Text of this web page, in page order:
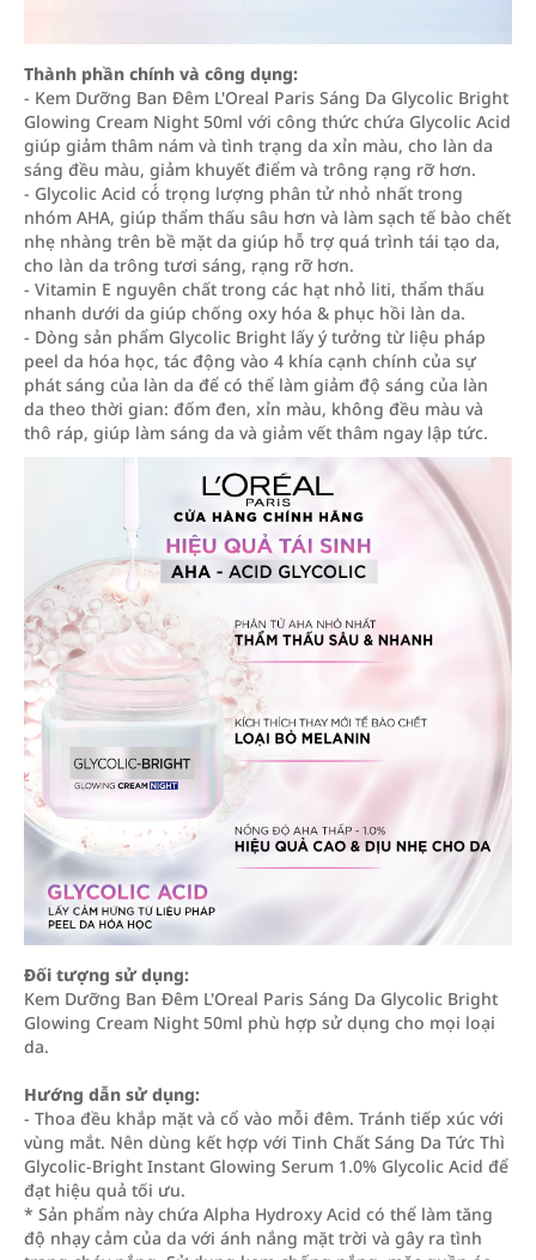
Thành phần chính và công dụng:
- Kem Dưỡng Ban Đêm L'Oreal Paris Sáng Da Glycolic Bright
Glowing Cream Night 50ml với công thức chứa Glycolic Acid
giúp giảm thâm nám và tình trạng da xỉn màu, cho làn da
sáng đều màu, giảm khuyết điểm và trông rạng rỡ hơn.
- Glycolic Acid có́ trọng lượng phân tử nhỏ nhất trong
nhóm AHA, giúp thẩm thấu sâu hơn và làm sạch tế bào chết
nhẹ nhàng trên bề mặt da giúp hỗ trợ quá trình tái tạo da,
cho làn da trông tươi sáng, rạng rỡ hơn.
- Vitamin E nguyên chất trong các hạt nhỏ liti, thẩm thấu
nhanh dưới da giúp chống oxy hóa & phục hồi làn da.
- Dòng sản phẩm Glycolic Bright lấy ý tưởng từ liệu pháp
peel da hóa học, tác động vào 4 khía cạnh chính của sự
phát sáng của làn da để có thể làm giảm độ sáng của làn
da theo thời gian: đốm đen, xỉn màu, không đều màu và
thô ráp, giúp làm sáng da và giảm vết thâm ngay lập tức.
Đối tượng sử dụng:
Kem Dưỡng Ban Đêm L'Oreal Paris Sáng Da Glycolic Bright
Glowing Cream Night 50ml phù hợp sử dụng cho mọi loại
da.
Hướng dẫn sử dụng:
- Thoa đều khắp mặt và cổ vào mỗi đêm. Tránh tiếp xúc với
vùng mắt. Nên dùng kết hợp với Tinh Chất Sáng Da Tức Thì
Glycolic-Bright Instant Glowing Serum 1.0% Glycolic Acid để
đạt hiệu quả tối ưu.
* Sản phẩm này chứa Alpha Hydroxy Acid có thể làm tăng
độ nhạy cảm của da với ánh nắng mặt trời và gây ra tình